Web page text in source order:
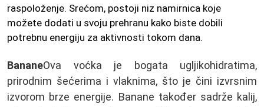
raspoloženje. Srećom, postoji niz namirnica koje
možete dodati u svoju prehranu kako biste dobili
potrebnu energiju za aktivnosti tokom dana.
BananeOva voćka je bogata ugljikohidratima,
prirodnim šećerima i vlaknima, što je čini izvrsnim
izvorom brze energije. Banane također sadrže kalij,